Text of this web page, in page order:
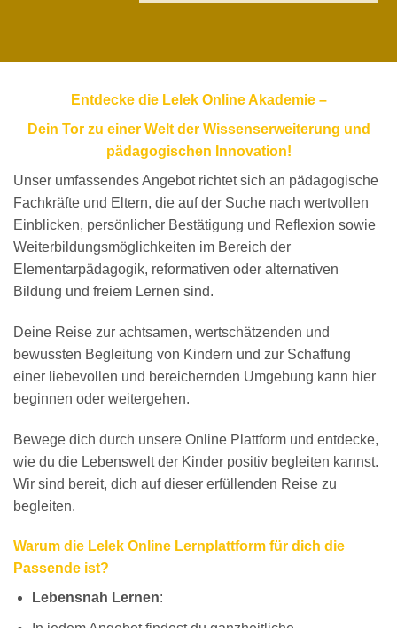
Entdecke die Lelek Online Akademie –
Dein Tor zu einer Welt der Wissenserweiterung und
pädagogischen Innovation!
Unser umfassendes Angebot richtet sich an pädagogische
Fachkräfte und Eltern, die auf der Suche nach wertvollen
Einblicken, persönlicher Bestätigung und Reflexion sowie
Weiterbildungsmöglichkeiten im Bereich der
Elementarpädagogik, reformativen oder alternativen
Bildung und freiem Lernen sind.
Deine Reise zur achtsamen, wertschätzenden und
bewussten Begleitung von Kindern und zur Schaffung
einer liebevollen und bereichernden Umgebung kann hier
beginnen oder weitergehen.
Bewege dich durch unsere Online Plattform und entdecke,
wie du die Lebenswelt der Kinder positiv begleiten kannst.
Wir sind bereit, dich auf dieser erfüllenden Reise zu
begleiten.
Warum die Lelek Online Lernplattform für dich die
Passende ist?
Lebensnah Lernen: